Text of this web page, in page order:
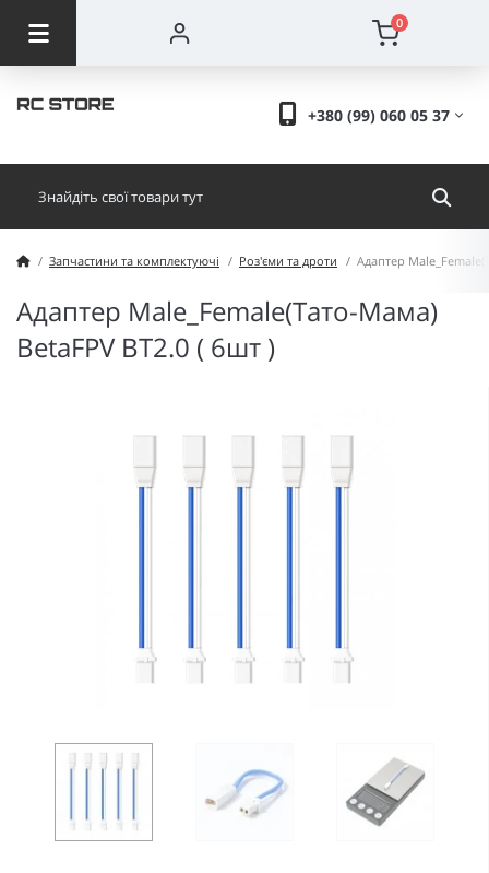
0
+380 (99) 060 05 37
Запчастини та комплектуючі Роз'єми та дроти Адаптер
Адаптер Male_Female(Тато-Мама)
BetaFPV BT2.0 ( 6шт )